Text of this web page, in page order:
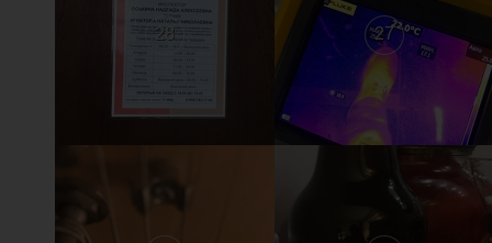
28 27